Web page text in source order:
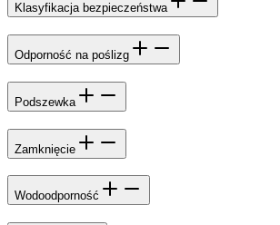
Klasyfikacja bezpieczeństwa
Odporność na poślizg
Podszewka
Zamknięcie
Wodoodporność